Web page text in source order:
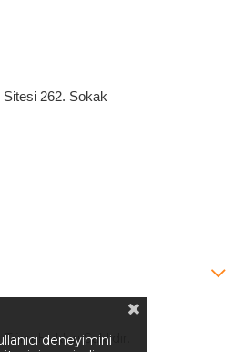
262. Sokak
Hakları Saklıdır.
deneyimini